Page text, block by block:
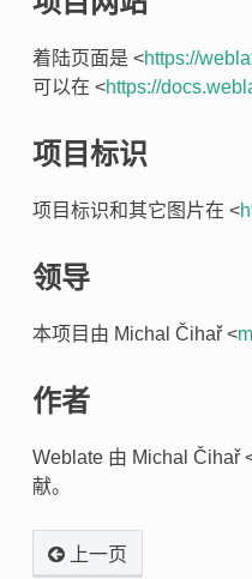
着陆页面是 <https://
可以在 <https://
项目标识
项目标识和其它图片在 <
领导
本项目由 Michal Čihař <
作者
Weblate 由 Michal Čihař
献。
上一页